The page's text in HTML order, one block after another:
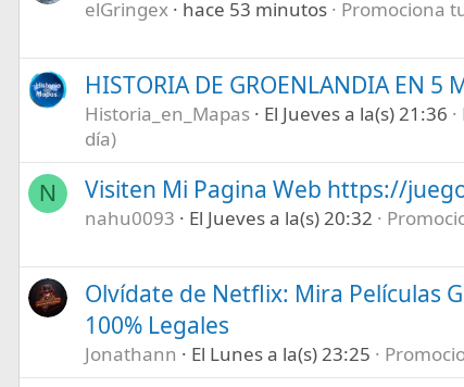
elGringex hace 53 minutos Promociona
HISTORIA DE GROENLANDIA EN 5
Historia_en_Mapas El Jueves a la(s) 21:36
día)
N Visiten Mi Pagina Web https://
nahu0093 El Jueves a la(s) 20:32
Olvídate de Netflix: Mira Películas
100% Legales
Jonathann El Lunes a la(s) 23:25